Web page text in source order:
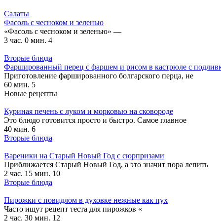
Салаты
Фасоль с чесноком и зеленью
«Фасоль с чесноком и зеленью» —
3 час. 0 мин. 4
Вторые блюда
Фаршированный перец с фаршем и рисом в кастрюле с
Приготовление фаршированного болгарского перца, не
60 мин. 5
Новые рецепты
Куриная печень с луком и морковью на сковороде
Это блюдо готовится просто и быстро. Самое главное
40 мин. 6
Вторые блюда
Вареники на Старый Новый Год с сюрпризами
Приближается Старый Новый Год, а это значит пора лепить
2 час. 15 мин. 10
Вторые блюда
Пирожки с повидлом в духовке нежные как пух
Часто ищут рецепт теста для пирожков «
2 час. 30 мин. 12